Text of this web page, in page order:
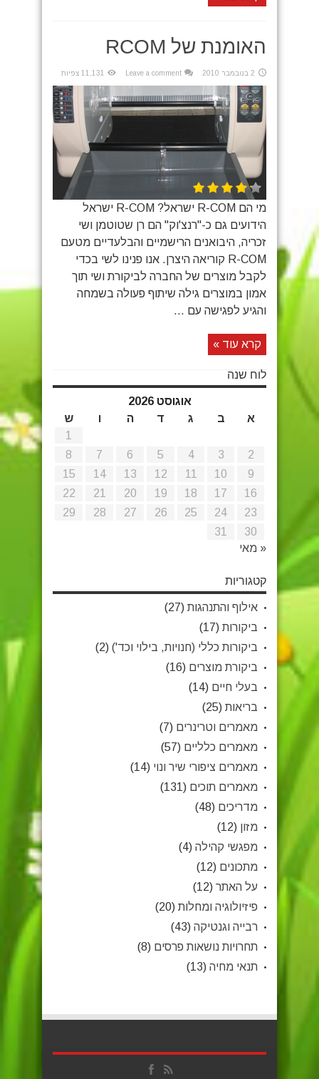
האומנת של RCOM
2 בנובמבר 2010 Leave a comment 11,131 צפיות
מי הם R-COM ישראל? R-COM ישראל
הידועים גם כ-"רנצ'וק" הם רן שטוטמן ושי
זכריה, היבואנים הרישמיים והבלעדיים מטעם
R-COM קוריאה היצרן. אנו פנינו לשי בכדי
לקבל מוצרים של החברה לביקורת ושי תוך
אמון במוצרים גילה שיתוף פעולה בשמחה
והגיע לפגישה עם ...
קרא עוד »
לוח שנה
אוגוסט 2026
א
ב ג ד ה ו
ש
1
2
3
4
5
6
7
8
9
10
11
12
13
14
15
16
17
18
19
20
21
22
23
24
25
26
27
28
29
30
31
« מאי
קטגוריות
אילוף והתנהגות (27)
ביקורות (17)
ביקורות כללי (חנויות, בילוי וכד') (2)
ביקורת מוצרים (16)
בעלי חיים (14)
בריאות (25)
מאמרים וטרינרים (7)
מאמרים כלליים (57)
מאמרים ציפורי שיר ונוי (14)
מאמרים תוכים (131)
מדריכים (48)
מזון (12)
מפגשי קהילה (4)
מתכונים (12)
על האתר (12)
פיזיולוגיה ומחלות (20)
רבייה וגנטיקה (43)
תחרויות נושאות פרסים (8)
תנאי מחיה (13)